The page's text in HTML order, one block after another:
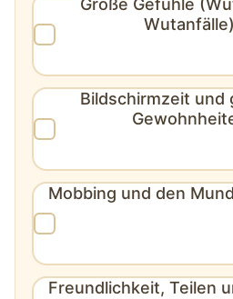
Wutanfälle)
Bildschirmzeit und
Mobbing und den
Freundlichkeit, Teilen